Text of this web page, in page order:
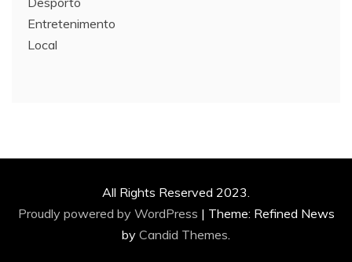
Entretenimento
Local
All Rights Reserved 2023.
Proudly powered by WordPress | Theme: Refined News
by Candid Themes.